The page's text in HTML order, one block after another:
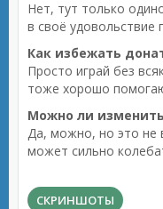
Нет, тут только
в своё удовольствие
Как избежать
Просто играй без
тоже хорошо
Можно ли
Да, можно, но это не
может сильно
СКРИНШОТЫ